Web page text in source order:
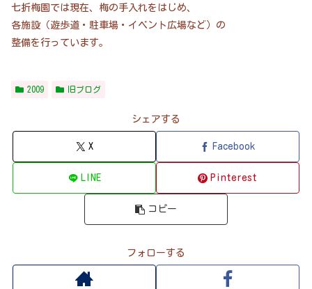
七折梅園では現在、梅の手入れをはじめ、
各施設（遊歩道・駐車場・イベント広場など）の
整備を行っています。
2009 旧ブログ
シェアする
X Facebook
LINE Pinterest
コピー
フォローする